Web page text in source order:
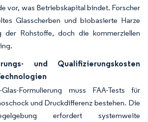
vor, was Betriebskapital bindet. Forscher
Glasscherben und biobasierte Harze
der Rohstoffe, doch die kommerziellen
und Qualifizierungskosten
Formulierung muss FAA-Tests für
und Druckdifferenz bestehen. Die
erfordert systemweite